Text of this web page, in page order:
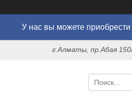
У нас вы можете приобрести
г.Алматы, пр.Абая